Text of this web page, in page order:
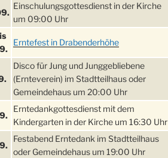
Einschulungsgottesdienst in der Kirche
um 09:00 Uhr
Erntefest in Drabenderhöhe
Disco für Jung und Junggebliebene
(Ernteverein) im Stadtteilhaus oder
Gemeindehaus um 20:00 Uhr
Erntedankgottesdienst mit dem
Kindergarten in der Kirche um 16:30 Uhr
Festabend Erntedank im Stadtteilhaus
oder Gemeindehaus um 19:00 Uhr